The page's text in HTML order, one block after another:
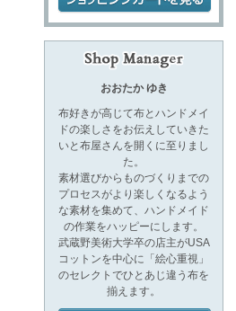
おおたか ゆき
布好きが高じて布とハンドメイ
ドの楽しさをお伝えしていきた
いと布屋さんを開くに至りまし
た。
素材選びからものづくりまでの
プロセスがより楽しくなるよう
な素材を集めて、ハンドメイド
の作業をハッピーにします。
武蔵野美術大学卒の店主がUSA
コットンを中心に「絵心重視」
のセレクトでひとあじ違う布を
揃えます。